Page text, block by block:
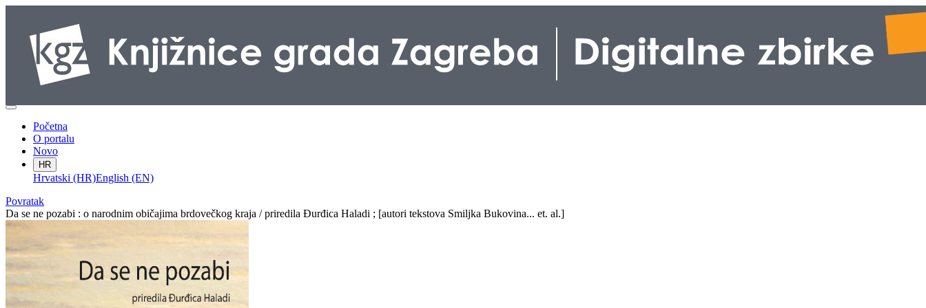
Početna
O portalu
Novo
HR
Hrvatski (HR)English (EN)
Povratak
Da se ne pozabi : o narodnim običajima brdovečkog kraja / priredila Đurđica Haladi ; [autori tekstova Smiljka Bukovina... et. al.]